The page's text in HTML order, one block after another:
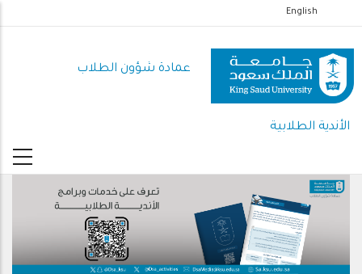
إلى
المحتوى
الرئيسي
English
عمادة شؤون الطلاب
الأندية الطلابية